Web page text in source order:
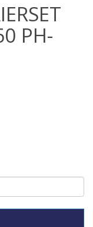
PH-